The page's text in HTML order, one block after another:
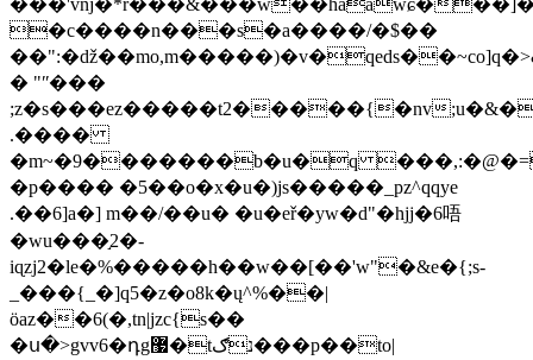
�c����n���s�a����/�$��
� "ʺ���
;z�s���ez�����t2�����{�nv
.����
�m~�9�������b�u�q
�p���� �5��o�x�u�)js�����_pz^qqye
.��6]a�] m��/��u� �u�eř�yw�d"�hjj�6唔
�wu���֣2�-
iɋzj2�le�%�����h��w��[��'w"�&e�{;s-
_���{_�]q5�z�o8k�ų^%��|
öaz��6(�,tn|jzc{s��
�ս�>gvv6�դg޷�tנګ���p��to|